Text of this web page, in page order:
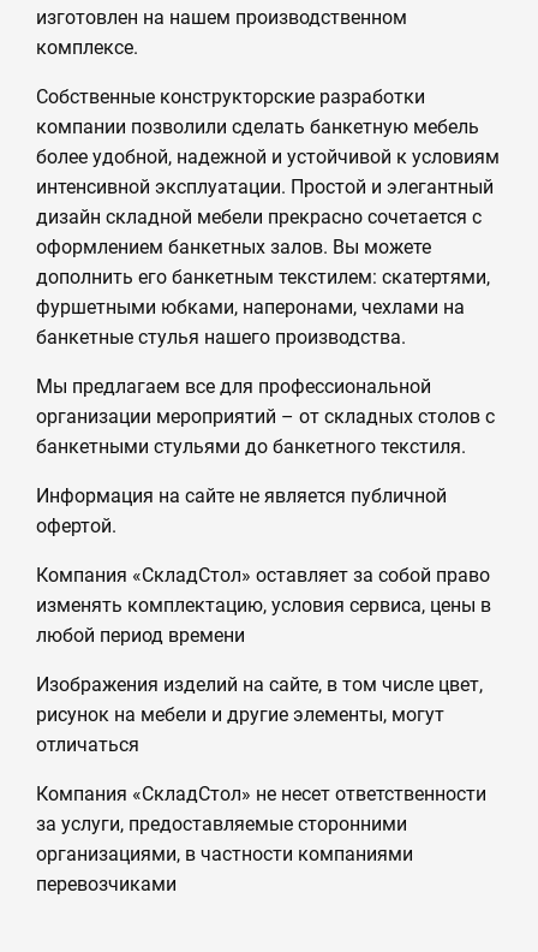
изготовлен на нашем производственном
комплексе.
Собственные конструкторские разработки
компании позволили сделать банкетную мебель
более удобной, надежной и устойчивой к условиям
интенсивной эксплуатации. Простой и элегантный
дизайн складной мебели прекрасно сочетается с
оформлением банкетных залов. Вы можете
дополнить его банкетным текстилем: скатертями,
фуршетными юбками, наперонами, чехлами на
банкетные стулья нашего производства.
Мы предлагаем все для профессиональной
организации мероприятий – от складных столов с
банкетными стульями до банкетного текстиля.
Информация на сайте не является публичной
офертой.
Компания «СкладСтол» оставляет за собой право
изменять комплектацию, условия сервиса, цены в
любой период времени
Изображения изделий на сайте, в том числе цвет,
рисунок на мебели и другие элементы, могут
отличаться
Компания «СкладСтол» не несет ответственности
за услуги, предоставляемые сторонними
организациями, в частности компаниями
перевозчиками